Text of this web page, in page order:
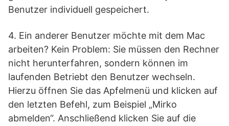
Benutzer individuell gespeichert.
4. Ein anderer Benutzer möchte mit dem Mac
arbeiten? Kein Problem: Sie müssen den Rechner
nicht herunterfahren, sondern können im
laufenden Betriebt den Benutzer wechseln.
Hierzu öffnen Sie das Apfelmenü und klicken auf
den letzten Befehl, zum Beispiel „Mirko
abmelden“. Anschließend klicken Sie auf die